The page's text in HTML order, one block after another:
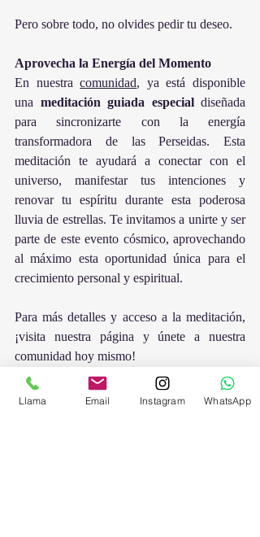
Pero sobre todo, no olvides pedir tu deseo.
Aprovecha la Energía del Momento
En nuestra comunidad, ya está disponible
una meditación guiada especial diseñada
para sincronizarte con la energía
transformadora de las Perseidas. Esta
meditación te ayudará a conectar con el
universo, manifestar tus intenciones y
renovar tu espíritu durante esta poderosa
lluvia de estrellas. Te invitamos a unirte y ser
parte de este evento cósmico, aprovechando
al máximo esta oportunidad única para el
crecimiento personal y espiritual.
Para más detalles y acceso a la meditación,
¡visita nuestra página y únete a nuestra
comunidad hoy mismo!
Astronumerología
Llama Email Instagram WhatsApp